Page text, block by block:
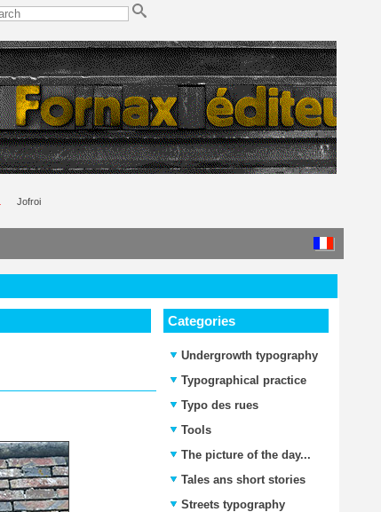
Jofroi
Categories
Undergrowth typography
Typographical practice
Typo des rues
Tools
The picture of the day...
Tales ans short stories
Streets typography